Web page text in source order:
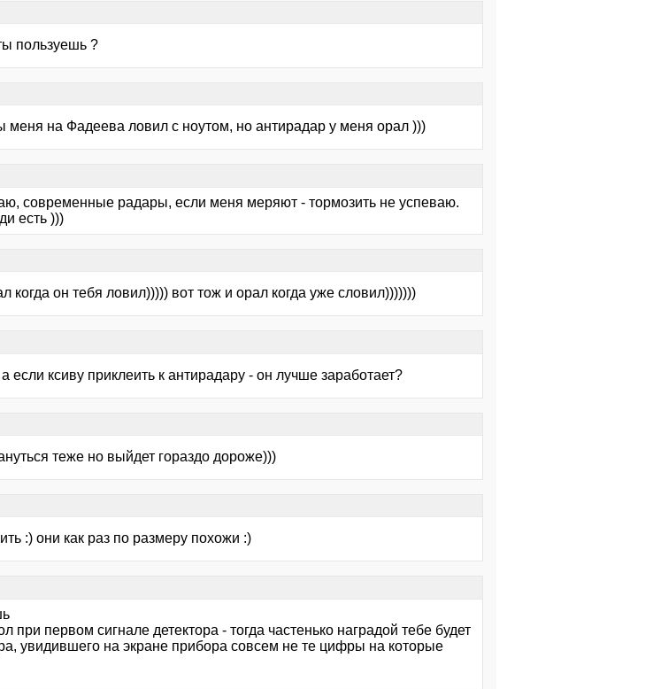
пользуешь ?
меня на Фадеева ловил с ноутом, но антирадар у меня орал )))
современные радары, если меня меряют - тормозить не успеваю.
есть )))
когда он тебя ловил))))) вот тож и орал когда уже словил)))))))
если ксиву приклеить к антирадару - он лучше заработает?
теже но выйдет гораздо дороже)))
:) они как раз по размеру похожи :)
при первом сигнале детектора - тогда частенько наградой тебе будет
увидившего на экране прибора совсем не те цифры на которые